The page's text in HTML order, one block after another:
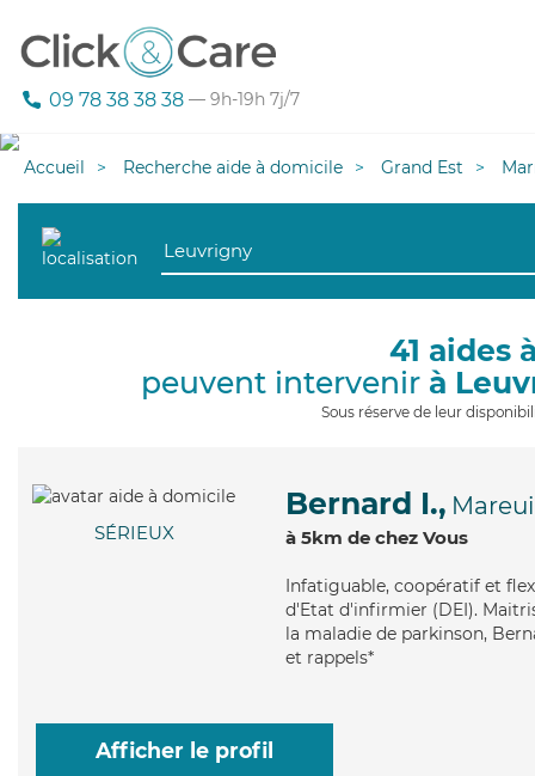
09 78 38 38 38 — 9h-19h 7j/7
Accueil Recherche aide à domicile Grand Est
41 aides
peuvent intervenir à
Sous réserve de leur
SÉRIEUX
Bernard I.,
à 5km de chez Vous
Infatiguable, coopératif et
d'Etat d'infirmier (DEI).
la maladie de parkinson,
et rappels*
Afficher le profil